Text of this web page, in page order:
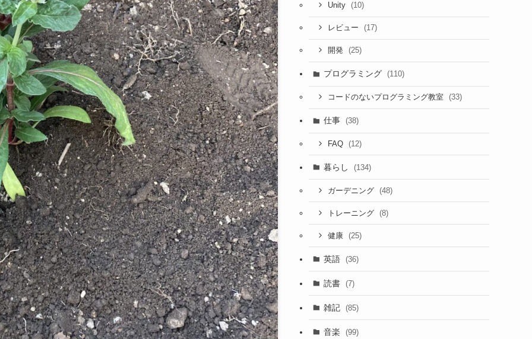
Unity (10)
レビュー (17)
開発 (25)
プログラミング (110)
コードのないプログラミング教室 (33)
仕事 (38)
FAQ (12)
暮らし (134)
ガーデニング (48)
トレーニング (8)
健康 (25)
英語 (36)
読書 (7)
雑記 (85)
音楽 (99)